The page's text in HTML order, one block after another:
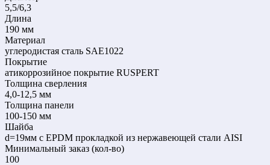
5,5/6,3
Длина
190 мм
Материал
углеродистая сталь SAE1022
Покрытие
атикоррозийное покрытие RUSPERT
Толщина сверления
4,0-12,5 мм
Толщина панели
100-150 мм
Шайба
d=19мм с EPDM прокладкой из нержавеющей стали AISI
Mинимальный заказ (кол-во)
100